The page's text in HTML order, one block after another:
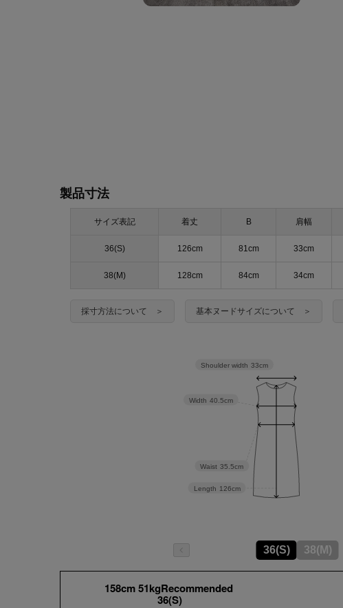
製品寸法
サイズ表記 着丈 B 肩幅
36(S) 126cm 81cm 33cm
38(M) 128cm 84cm 34cm
採寸方法について ＞ 基本ヌードサイズについて ＞
Length 126cm
Waist 35.5cm
Width 40.5cm
Shoulder width 33cm
36(S) 38(M)
158cm 51kgRecommended
36(S)